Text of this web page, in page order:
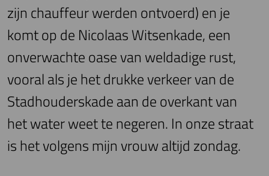
zijn chauffeur werden ontvoerd) en je
komt op de Nicolaas Witsenkade, een
onverwachte oase van weldadige rust,
vooral als je het drukke verkeer van de
Stadhouderskade aan de overkant van
het water weet te negeren. In onze straat
is het volgens mijn vrouw altijd zondag.